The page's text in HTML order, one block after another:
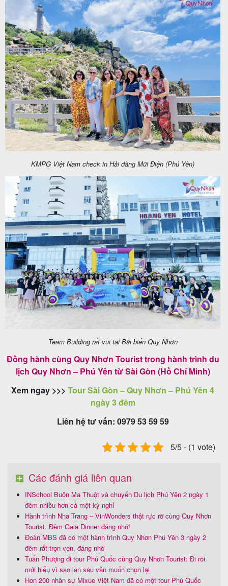
KMPG Việt Nam check in Hải đăng Mũi Điện (Phú Yên)
Team Building rất vui tại Bãi biển Quy Nhơn
Đồng hành cùng Quy Nhơn Tourist trong hành trình du
lịch Quy Nhơn – Phú Yên từ Sài Gòn (Hồ Chí Minh)
Xem ngay >>> Tour Sài Gòn – Quy Nhơn – Phú Yên 4
ngày 3 đêm
Liên hệ tư vấn: 0979 53 59 59
5/5 - (1 vote)
Các đánh giá liên quan
INSchool Buôn Ma Thuột và chuyến Du lịch Phú Yên 2 ngày 1
đêm nhiều hơn cả một kỳ nghỉ
Hành trình Nha Trang – VinWonders thật rực rỡ cùng Quy Nhơn
Tourist. Đêm Gala Dinner đáng nhớ!
Đoàn MBS đã có một hành trình Quy Nhơn Phú Yên 3 ngày 2
đêm rất trọn vẹn, đáng nhớ
Tuấn Phượng đi tour Phú Quốc cùng Quy Nhơn Tourist: Đi rồi
mới hiểu vì sao lần sau vẫn muốn chọn lại
Hơn 200 nhân sự Mixue Việt Nam đã có một tour Phú Quốc